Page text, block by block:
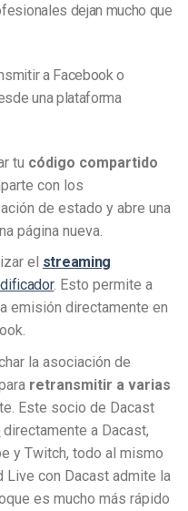
dejan mucho que
a Facebook o
una plataforma
tu código compartido
con los
de estado y abre una
página nueva.
el streaming
. Esto permite a
emisión directamente en
la asociación de
retransmitir a varias
Este socio de Dacast
directamente a Dacast,
y Twitch, todo al mismo
Live con Dacast admite la
es mucho más rápido